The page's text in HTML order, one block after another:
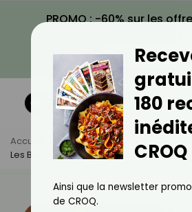
PROMO : -60% sur les
VOIR LA
Accueil Actus
Sport
Les Bienfaits Du Roller : Une Activité
180
CROQ
Ainsi que la newsletter
de CROQ.